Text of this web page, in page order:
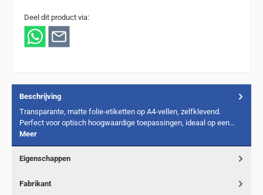
Deel dit product via:
Beschrijving
Transparante, matte folie-etiketten op A4-vellen, zelfklevend.
Perfect voor optisch hoogwaardige toepassingen, ideaal op een…
Meer
Eigenschappen
Fabrikant